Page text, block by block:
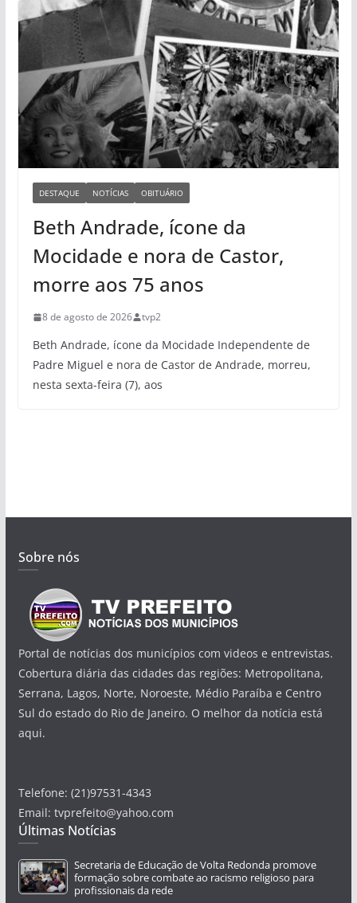
DESTAQUE NOTÍCIAS OBITUÁRIO
Beth Andrade, ícone da
Mocidade e nora de Castor,
morre aos 75 anos
8 de agosto de 2026 tvp2
Beth Andrade, ícone da Mocidade Independente de
Padre Miguel e nora de Castor de Andrade, morreu,
nesta sexta-feira (7), aos
Sobre nós
Portal de notícias dos municípios com videos e entrevistas.
Cobertura diária das cidades das regiões: Metropolitana,
Serrana, Lagos, Norte, Noroeste, Médio Paraíba e Centro
Sul do estado do Rio de Janeiro. O melhor da notícia está
aqui.
Telefone: (21)97531-4343
Email: tvprefeito@yahoo.com
Últimas Notícias
Secretaria de Educação de Volta Redonda promove
formação sobre combate ao racismo religioso para
profissionais da rede